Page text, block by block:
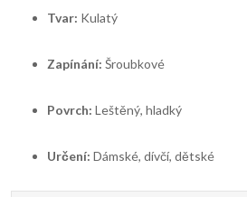
Tvar: Kulatý
Zapínání: Šroubkové
Povrch: Leštěný, hladký
Určení: Dámské, dívčí, dětské